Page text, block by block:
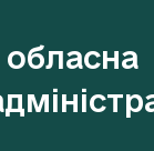
обласна